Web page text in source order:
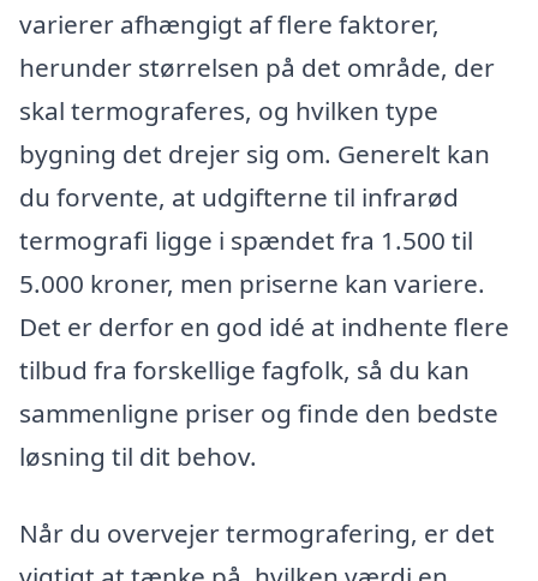
varierer afhængigt af flere faktorer,
herunder størrelsen på det område, der
skal termograferes, og hvilken type
bygning det drejer sig om. Generelt kan
du forvente, at udgifterne til infrarød
termografi ligge i spændet fra 1.500 til
5.000 kroner, men priserne kan variere.
Det er derfor en god idé at indhente flere
tilbud fra forskellige fagfolk, så du kan
sammenligne priser og finde den bedste
løsning til dit behov.
Når du overvejer termografering, er det